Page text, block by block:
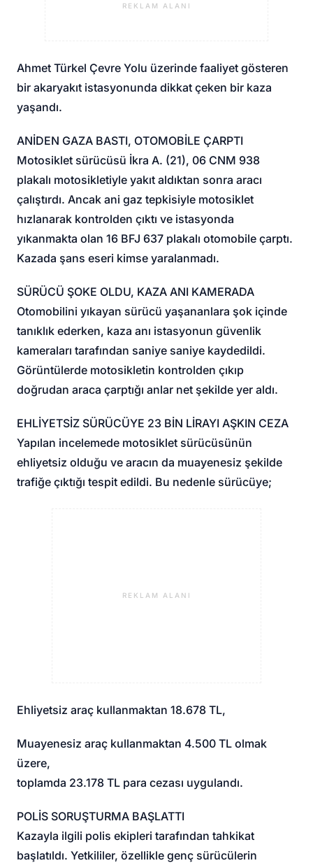
REKLAM ALANI
Ahmet Türkel Çevre Yolu üzerinde faaliyet gösteren
bir akaryakıt istasyonunda dikkat çeken bir kaza
yaşandı.
ANİDEN GAZA BASTI, OTOMOBİLE ÇARPTI
Motosiklet sürücüsü İkra A. (21), 06 CNM 938
plakalı motosikletiyle yakıt aldıktan sonra aracı
çalıştırdı. Ancak ani gaz tepkisiyle motosiklet
hızlanarak kontrolden çıktı ve istasyonda
yıkanmakta olan 16 BFJ 637 plakalı otomobile çarptı.
Kazada şans eseri kimse yaralanmadı.
SÜRÜCÜ ŞOKE OLDU, KAZA ANI KAMERADA
Otomobilini yıkayan sürücü yaşananlara şok içinde
tanıklık ederken, kaza anı istasyonun güvenlik
kameraları tarafından saniye saniye kaydedildi.
Görüntülerde motosikletin kontrolden çıkıp
doğrudan araca çarptığı anlar net şekilde yer aldı.
EHLİYETSİZ SÜRÜCÜYE 23 BİN LİRAYI AŞKIN CEZA
Yapılan incelemede motosiklet sürücüsünün
ehliyetsiz olduğu ve aracın da muayenesiz şekilde
trafiğe çıktığı tespit edildi. Bu nedenle sürücüye;
REKLAM ALANI
Ehliyetsiz araç kullanmaktan 18.678 TL,
Muayenesiz araç kullanmaktan 4.500 TL olmak
üzere,
toplamda 23.178 TL para cezası uygulandı.
POLİS SORUŞTURMA BAŞLATTI
Kazayla ilgili polis ekipleri tarafından tahkikat
başlatıldı. Yetkililer, özellikle genç sürücülerin